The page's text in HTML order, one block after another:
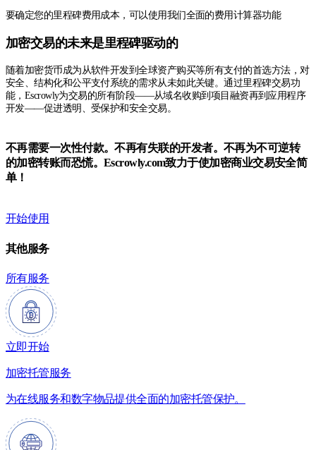
要确定您的里程碑费用成本，可以使用我们全面的费用计算器功能
加密交易的未来是里程碑驱动的
随着加密货币成为从软件开发到全球资产购买等所有支付的首选方法，对
安全、结构化和公平支付系统的需求从未如此关键。通过里程碑交易功
能，Escrowly为交易的所有阶段——从域名收购到项目融资再到应用程序
开发——促进透明、受保护和安全交易。
不再需要一次性付款。不再有失联的开发者。不再为不可逆转
的加密转账而恐慌。Escrowly.com致力于使加密商业交易安全简
单！
开始使用
其他服务
所有服务
立即开始
加密托管服务
为在线服务和数字物品提供全面的加密托管保护。